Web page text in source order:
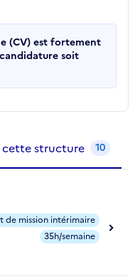
(CV) est fortement
soit
cette structure 10
de mission intérimaire
35h/semaine